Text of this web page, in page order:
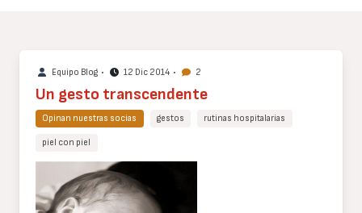
Equipo Blog • 12 Dic 2014 • 2
Un gesto transcendente
Opinan nuestras socias gestos rutinas hospitalarias
piel con piel
de
texto